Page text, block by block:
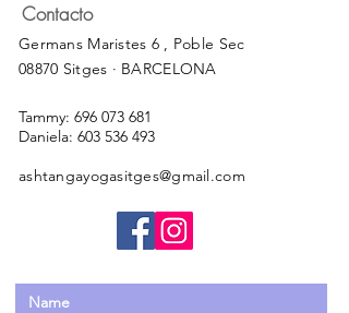
Contacto
Germans Maristes 6 , Poble Sec
08870 Sitges · BARCELONA
Tammy: 696 073 681
Daniela: 603 536 493
ashtangayogasitges@gmail.com